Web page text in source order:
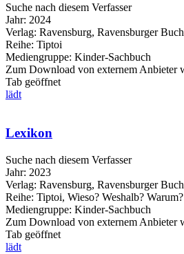
Suche nach diesem Verfasser
Jahr: 2024
Verlag: Ravensburg, Ravensburger
Reihe: Tiptoi
Mediengruppe: Kinder-Sachbuch
Zum Download von externem Anbieter
Tab geöffnet
lädt
Lexikon
Suche nach diesem Verfasser
Jahr: 2023
Verlag: Ravensburg, Ravensburger
Reihe: Tiptoi, Wieso? Weshalb? Warum?
Mediengruppe: Kinder-Sachbuch
Zum Download von externem Anbieter
Tab geöffnet
lädt